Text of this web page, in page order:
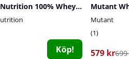
Optimum Nutrition 100% Whey Gold Standard, 2 kg
Köp!
Mutant
Mutant
1
579 kr